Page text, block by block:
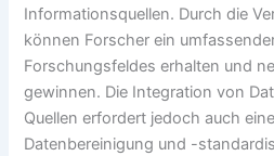
Informationsquellen. Durch die
können Forscher ein
Forschungsfeldes erhalten und
gewinnen. Die Integration von
Quellen erfordert jedoch auch
Datenbereinigung und -